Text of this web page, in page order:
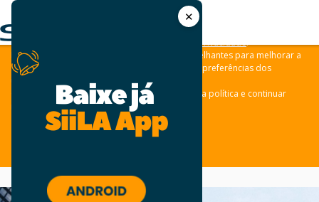
✕
As leis de privacidade dos usuários estão mudando e por isso nós
convidamos você a revisar a nossa
Política de Privacidade.
Nós usamos cookies e outras tecnologias semelhantes para melhorar a
sua experiência em nossos sites e lembrar das preferências dos
usuários.
Clique em “aceitar” para concordar com a nossa política e continuar
navegando em nosso site.